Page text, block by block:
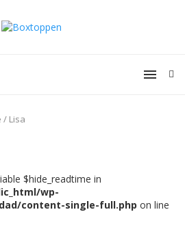
/ Lisa
$hide_readtime in
wp-
content-single-full.php on line